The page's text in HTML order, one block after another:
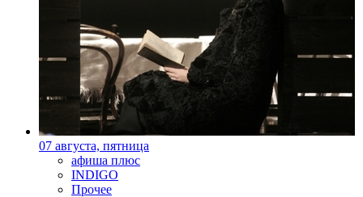
07 августа, пятница
афиша плюс
INDIGO
Прочее